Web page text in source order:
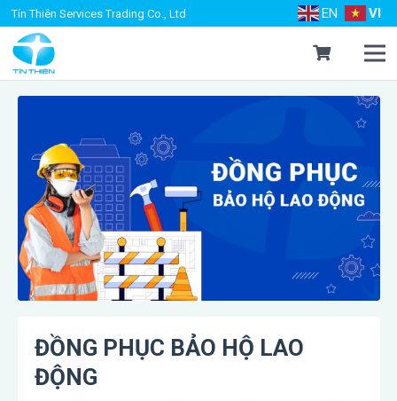
Tín Thiên Services Trading Co., Ltd EN VI
ĐỒNG PHỤC BẢO HỘ LAO
ĐỘNG